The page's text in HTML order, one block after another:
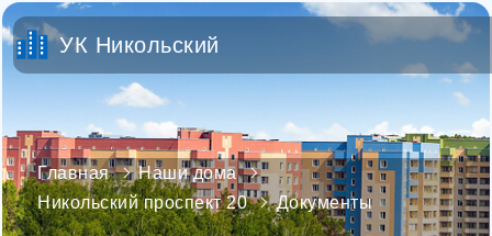
УК Никольский
Главная
Наши дома
Никольский проспект 20
Документы